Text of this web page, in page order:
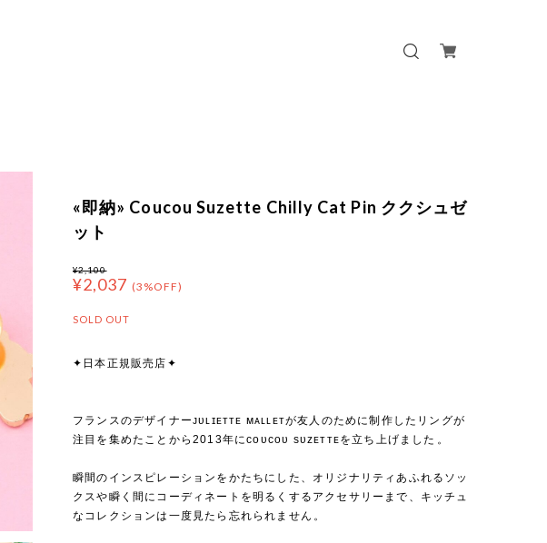
«即納» Coucou Suzette Chilly Cat Pin ククシュゼ
ット
¥2,100
¥2,037 (3%OFF)
SOLD OUT
✦日本正規販売店✦
フランスのデザイナーᴊᴜʟɪᴇᴛᴛᴇ ᴍᴀʟʟᴇᴛが友人のために制作したリングが
注目を集めたことから2013年にᴄᴏᴜᴄᴏᴜ sᴜᴢᴇᴛᴛᴇを立ち上げました⁡。
瞬間のインスピレーションをかたちにした、オリジナリティあふれるソッ
クスや瞬く間にコーディネートを明るくするアクセサリーまで、キッチュ
なコレクションは一度見たら忘れられません⁡。